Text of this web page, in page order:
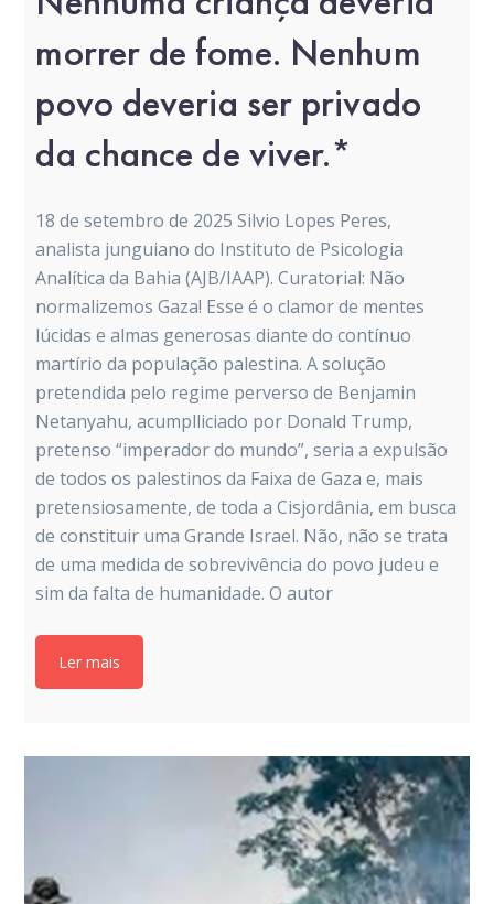
morrer de fome. Nenhum
povo deveria ser privado
da chance de viver.*
18 de setembro de 2025 Silvio Lopes Peres,
analista junguiano do Instituto de Psicologia
Analítica da Bahia (AJB/IAAP). Curatorial: Não
normalizemos Gaza! Esse é o clamor de mentes
lúcidas e almas generosas diante do contínuo
martírio da população palestina. A solução
pretendida pelo regime perverso de Benjamin
Netanyahu, acumplliciado por Donald Trump,
pretenso “imperador do mundo”, seria a expulsão
de todos os palestinos da Faixa de Gaza e, mais
pretensiosamente, de toda a Cisjordânia, em busca
de constituir uma Grande Israel. Não, não se trata
de uma medida de sobrevivência do povo judeu e
sim da falta de humanidade. O autor
Ler mais